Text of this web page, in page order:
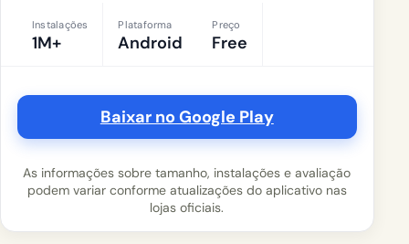
Instalações
1M+
Plataforma
Android
Preço
Free
Baixar no Google Play
As informações sobre tamanho, instalações e avaliação
podem variar conforme atualizações do aplicativo nas
lojas oficiais.